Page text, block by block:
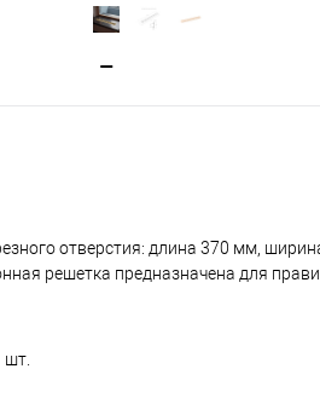
отверстия: длина 370 мм,
решетка предназначена для
шт.